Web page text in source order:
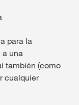
para la
una
también (como
cualquier